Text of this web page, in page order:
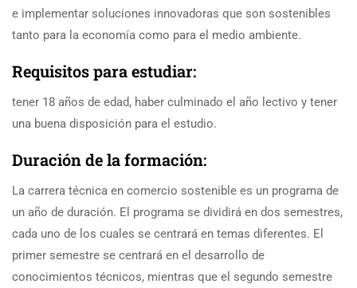
e implementar soluciones innovadoras que son sostenibles
tanto para la economía como para el medio ambiente.
Requisitos para estudiar:
tener 18 años de edad, haber culminado el año lectivo y tener
una buena disposición para el estudio.
Duración de la formación:
La carrera técnica en comercio sostenible es un programa de
un año de duración. El programa se dividirá en dos semestres,
cada uno de los cuales se centrará en temas diferentes. El
primer semestre se centrará en el desarrollo de
conocimientos técnicos, mientras que el segundo semestre